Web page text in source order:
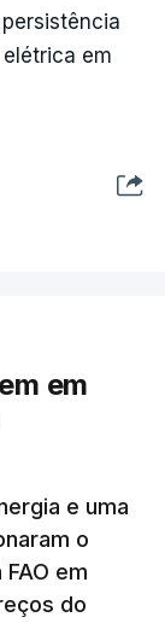
em
em
e uma
o
em
do